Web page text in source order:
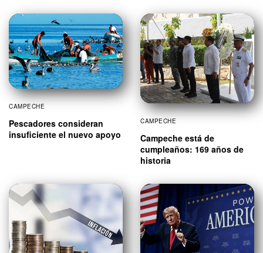
CAMPECHE
Pescadores consideran
insuficiente el nuevo apoyo
CAMPECHE
Campeche está de
cumpleaños: 169 años de
historia